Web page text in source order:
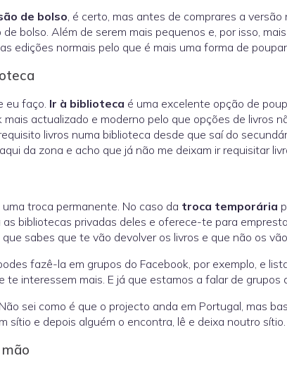
de bolso, é certo, mas antes de comprares a
bolso. Além de serem mais pequenos e, por isso,
edições normais pelo que é mais uma forma de
eu faço. Ir à biblioteca é uma excelente opção de
actualizado e moderno pelo que opções de livros
livros numa biblioteca desde que saí do
da zona e acho que já não me deixam ir requisitar
troca permanente. No caso da troca temporária
bibliotecas privadas deles e oferece-te para
sabes que te vão devolver os livros e que não os
fazê-la em grupos do Facebook, por exemplo, e
te interessem mais. E já que estamos a falar de grupos
sei como é que o projecto anda em Portugal, mas
sítio e depois alguém o encontra, lê e deixa noutro